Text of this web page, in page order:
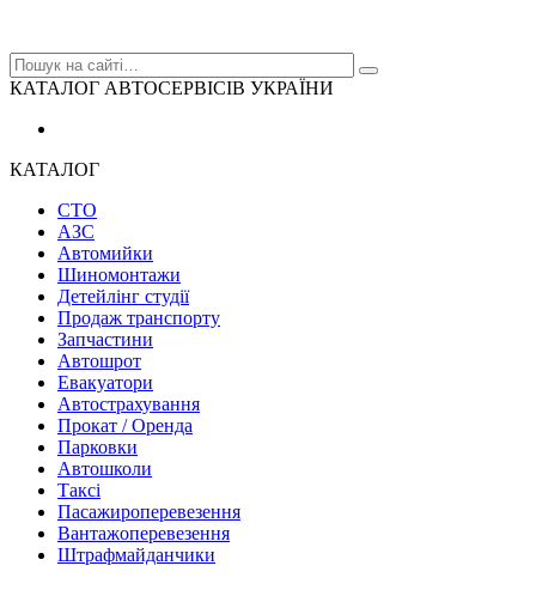
КАТАЛОГ АВТОСЕРВІСІВ УКРАЇНИ
КАТАЛОГ
СТО
АЗС
Автомийки
Шиномонтажи
Детейлінг студії
Продаж транспорту
Запчастини
Автошрот
Евакуатори
Автострахування
Прокат / Оренда
Парковки
Автошколи
Таксі
Пасажироперевезення
Вантажоперевезення
Штрафмайданчики